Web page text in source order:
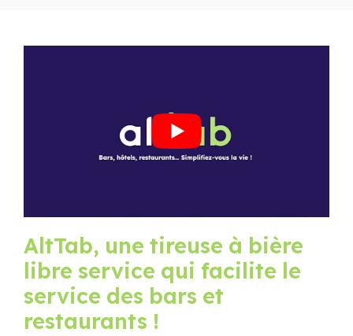
AltTab, une tireuse à bière
libre service qui facilite le
service des bars et
restaurants !